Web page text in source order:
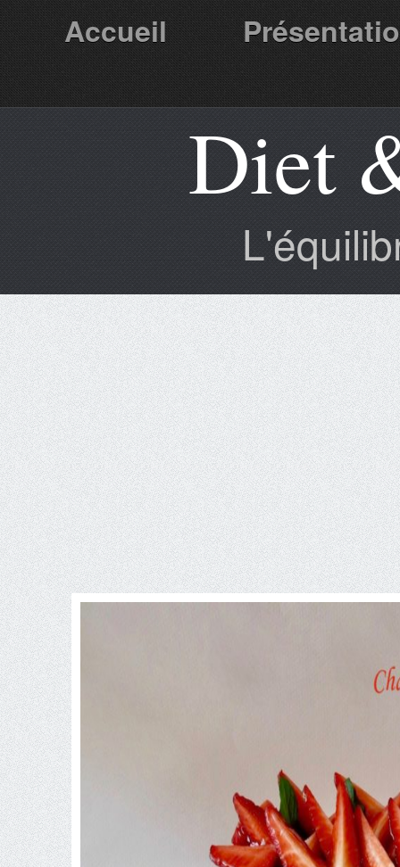
Accueil
Partenaires Diet